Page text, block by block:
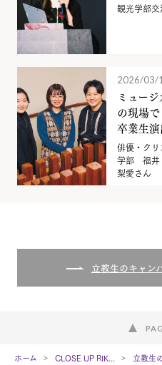
観光学部
2026/03/
ミュー
の現場で
卒業生
俳優・ク
学部 福井
梨愛さん
立教生のキャン
ホーム CLOSE UP RIK... 立教生